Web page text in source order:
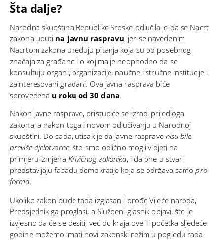
Šta dalje?
Narodna skupština Republike Srpske odlučila je da se Nacrt
zakona uputi na javnu raspravu, jer se navedenim
Nacrtom zakona uređuju pitanja koja su od posebnog
značaja za građane i o kojima je neophodno da se
konsultuju organi, organizacije, naučne i stručne institucije i
zainteresovani građani. Ova javna rasprava biće
sprovedena u roku od 30 dana.
Nakon javne rasprave, pristupiće se izradi prijedloga
zakona, a nakon toga i novom odlučivanju u Narodnoj
skupštini. Do sada, utisak je da javne rasprave nisu bile
previše djelotvorne, što smo odlično mogli vidjeti na
primjeru izmjena Krivičnog zakonika, i da one u stvari
predstavljaju fasadu demokratije koja se održava samopro
forma.
Ukoliko zakon bude tada izglasan i prođe Vijeće naroda,
Predsjednik ga proglasi, a Službeni glasnik objavi, što je
izvjesno da će se desiti, već do kraja ove ili početka sljedeće
godine možemo imati novi zakonski režim u pogledu rada